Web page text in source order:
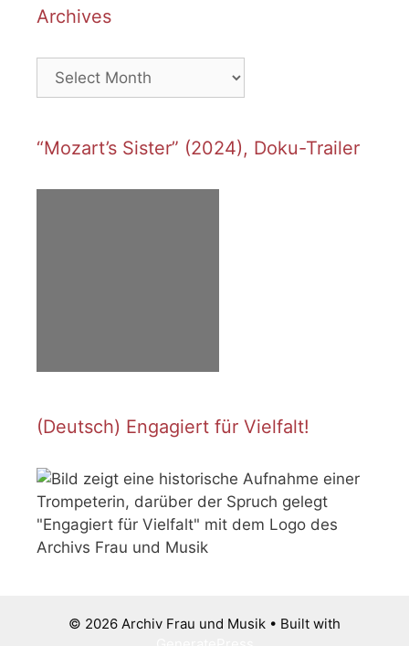
Archives
Archives
“Mozart’s Sister” (2024), Doku-Trailer
(Deutsch) Engagiert für Vielfalt!
© 2026 Archiv Frau und Musik • Built with